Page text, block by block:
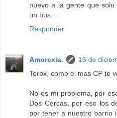
nuevo a la gente que
un bus...
Responder
Amorexia.
16 de
Terox, como el mas CP te
No es mi problema, por
Dos Cercas, por eso los
por tener a nuestro barrio